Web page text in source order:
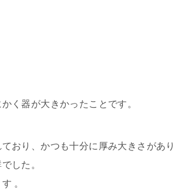
く器が大きかったことです。
おり、かつも十分に厚み大きさがあ
した。
。